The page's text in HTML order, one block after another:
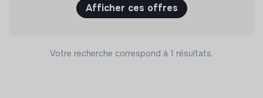
Afficher ces offres
Votre recherche correspond à 1 résultats.